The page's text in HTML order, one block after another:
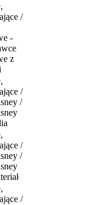
/
-
z
/
/
/
/
/